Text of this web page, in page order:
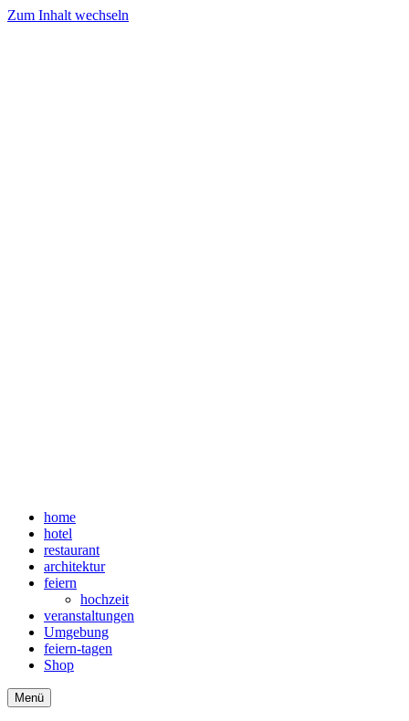
Zum Inhalt wechseln
home
hotel
restaurant
architektur
feiern
hochzeit
veranstaltungen
Umgebung
feiern-tagen
Shop
Menü